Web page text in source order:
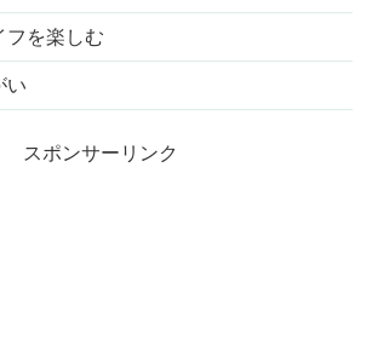
フを楽しむ
い
スポンサーリンク